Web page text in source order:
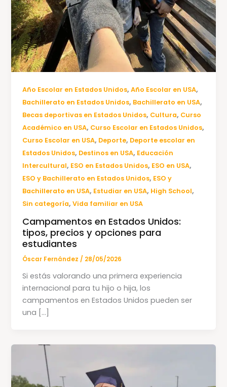
Año Escolar en Estados Unidos,Año Escolar en USA,
Bachillerato en Estados Unidos, Bachillerato en USA,
Becas deportivas en Estados Unidos, Cultura, Curso
Académico en USA, Curso Escolar en Estados Unidos,
Curso Escolar en USA, Deporte, Deporte escolar en
Estados Unidos, Destinos en USA, Educación
Intercultural, ESO en Estados Unidos, ESO en USA,
ESO y Bachillerato en Estados Unidos, ESO y
Bachillerato en USA, Estudiar en USA, High School,
Sin categoría,Vida familiar en USA
Campamentos en Estados Unidos:
tipos, precios y opciones para
estudiantes
Óscar Fernández / 28/05/2026
Si estás valorando una primera experiencia
internacional para tu hijo o hija, los
campamentos en Estados Unidos pueden ser
una […]